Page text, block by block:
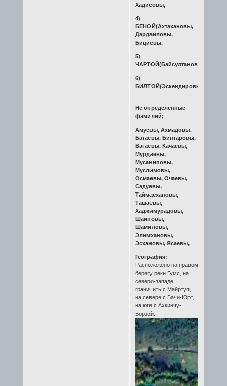
Хадисовы,
4)
БЕНОЙ(Ахтахановы,
Дардаиловы,
Бициевы,
5)
ЧАРТОЙ(Байсултановы,
6)
БИЛТОЙ(Эскендировы,
Не определённые
фамилий;
Амуевы, Ахмадовы,
Батаевы, Бинтаровы,
Вагаевы, Качаевы,
Мурдаевы,
Мусаниповы,
Муслимовы,
Осмаевы, Очаевы,
Садуевы,
Таймасхановы,
Ташаевы,
Хаджимурадовы,
Шаиповы,
Шамиловы,
Элимхановы,
Эсхановы, Ясаевы,
География:
Расположено на правом
берегу реки Гумс, на
северо-западе
граничить с Майртуп,
на севере с Бачи-Юрт,
на юге с Ахкинчу-
Борзой.